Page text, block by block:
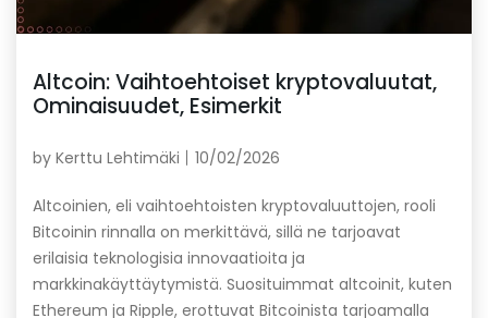
Altcoin: Vaihtoehtoiset kryptovaluutat,
Ominaisuudet, Esimerkit
by Kerttu Lehtimäki 10/02/2026
Altcoinien, eli vaihtoehtoisten kryptovaluuttojen, rooli
Bitcoinin rinnalla on merkittävä, sillä ne tarjoavat
erilaisia teknologisia innovaatioita ja
markkinakäyttäytymistä. Suosituimmat altcoinit, kuten
Ethereum ja Ripple, erottuvat Bitcoinista tarjoamalla